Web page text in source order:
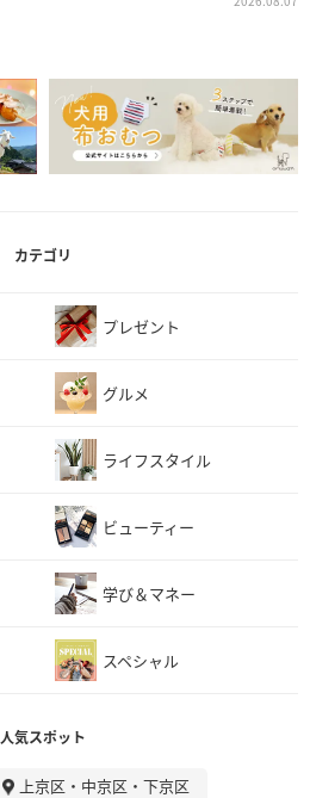
カテゴリ
プレゼント
グルメ
ライフスタイル
ビューティー
学び＆マネー
スペシャル
人気スポット
上京区・中京区・下京区